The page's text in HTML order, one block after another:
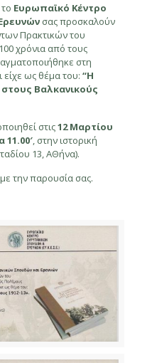
Ευρωπαϊκό Κέντρο
σας προσκαλούν
Πρακτικών του
χρόνια από τους
στη
ως θέμα του: “Η
Βαλκανικούς
στις12 Μαρτίου
, στην ιστορική
13, ΑΘήνα).
την παρουσία σας.